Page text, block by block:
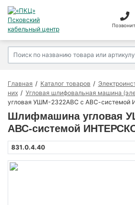
Главная Каталог товаров
них
Угловая шлифовальная машина
угловая УШМ-2322АВС с АВС-системой
Шлифмашина угловая
АВС-системой
831.0.4.40